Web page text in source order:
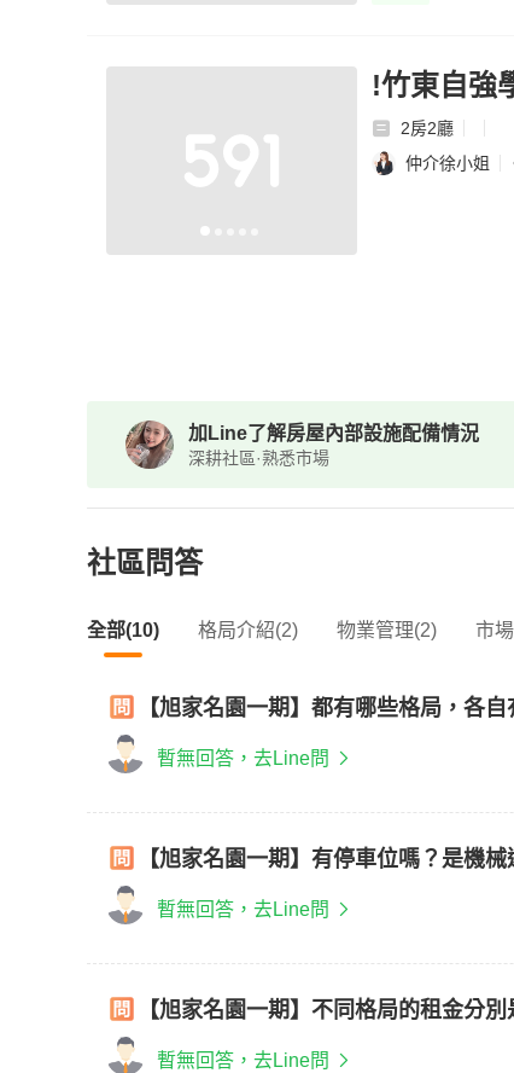
!竹東自強
2房2廳
仲介徐小姐
加Line了解房屋內部設施配備情況
深耕社區·熟悉市場
社區問答
全部(10) 格局介紹(2) 物業管理(2) 市
【旭家名園一期】都有哪些格局，各
暫無回答，去Line問
【旭家名園一期】有停車位嗎？是機
暫無回答，去Line問
【旭家名園一期】不同格局的租金分
暫無回答，去Line問